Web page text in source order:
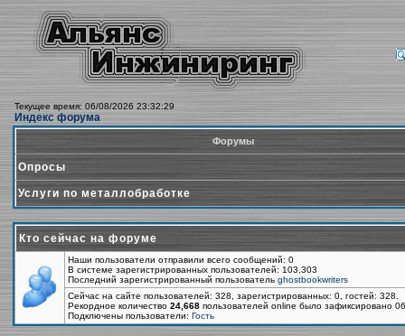
Текущее время: 06/08/2026 23:32:29
Индекс форума
Форумы
Опросы
Услуги по металлобработке
Кто сейчас на форуме
Наши пользователи отправили всего сообщений: 0
В системе зарегистрированных пользователей: 103,303
Последний зарегистрированный пользователь ghostbookwriters
Сейчас на сайте пользователей: 328, зарегистрированных: 0, гостей:
Рекордное количество 24,668 пользователей online было зафиксировано
Подключены пользователи: Гость